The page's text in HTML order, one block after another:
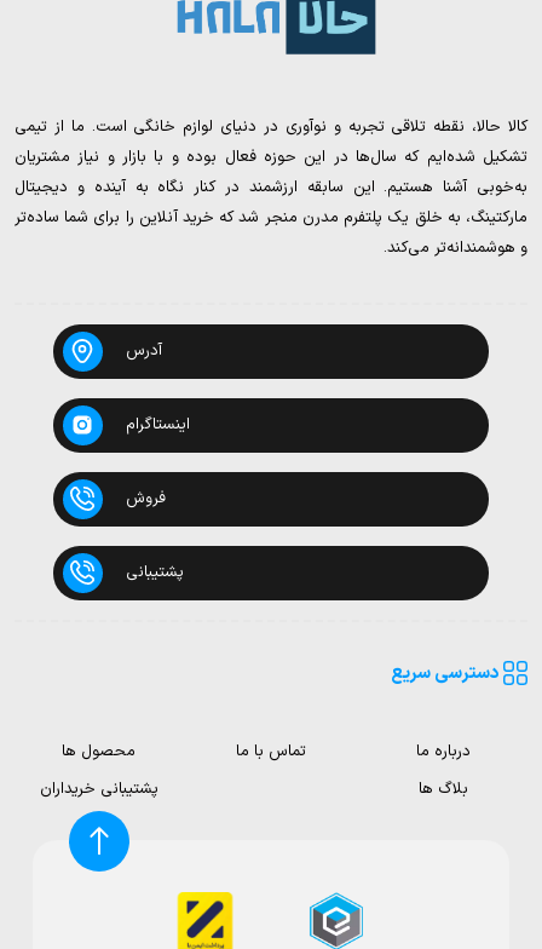
کالا حالا، نقطه تلاقی تجربه و نوآوری در دنیای لوازم خانگی است. ما از تیمی
تشکیل شده‌ایم که سال‌ها در این حوزه فعال بوده و با بازار و نیاز مشتریان
به‌خوبی آشنا هستیم. این سابقه ارزشمند در کنار نگاه به آینده و دیجیتال
مارکتینگ، به خلق یک پلتفرم مدرن منجر شد که خرید آنلاین را برای شما ساده‌تر
و هوشمندانه‌تر می‌کند.
آدرس
اینستاگرام
فروش
پشتیبانی
دسترسی سریع
درباره ما تماس با ما
محصول ها
بلاگ ها
پشتیبانی خریداران